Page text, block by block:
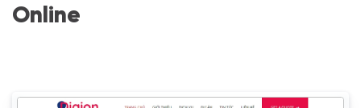
Online